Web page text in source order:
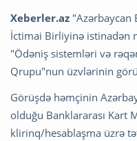
Xeberler.az "Azərbaycan
İctimai Birliyinə istinadən
"Ödəniş sistemləri və
Qrupu"nun üzvlərinin
Görüşdə həmçinin
olduğu Banklararası Kart
klirinq/hesablaşma üzrə